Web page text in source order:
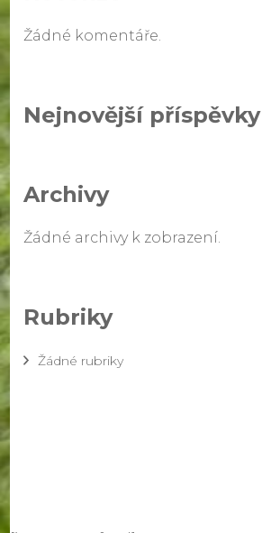
Žádné komentáře.
Nejnovější příspěvky
Archivy
Žádné archivy k zobrazení.
Rubriky
Žádné rubriky